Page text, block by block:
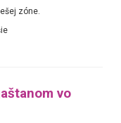
zóne.
vo